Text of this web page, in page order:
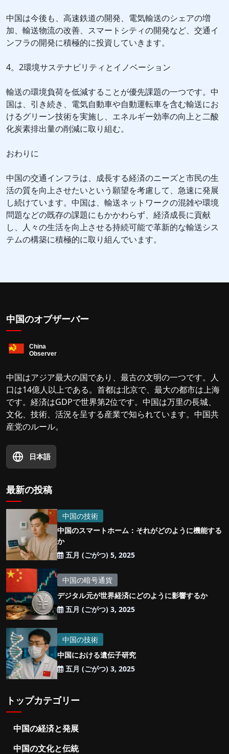
中国は今後も、高速鉄道の開発、電気輸送のシェアの増
加、輸送物流の改善、スマートシティの開発など、交通イ
ンフラの開発に積極的に投資していきます。
4。2環境サステナビリティとイノベーション
輸送の環境負荷を低減することが優先課題の一つです。中
国は、引き続き、電気自動車や自動運転車を含む輸送にお
けるグリーン技術を実施し、エネルギー効率の向上と二酸
化炭素排出量の削減に取り組む。
おわりに
中国の交通インフラは、成長する経済のニーズと市民の生
活の質を向上させたいという願望を考慮して、急速に発展
し続けています。中国は、輸送ネットワークの混雑や環境
問題などの既存の課題にもかかわらず、経済成長に貢献
し、人々の生活を向上させる持続可能で革新的な輸送シス
テムの構築に積極的に取り組んでいます。
中国のオブザーバー
中国はアジア最大の国であり、最古の文明の一つです。人
口は14億人以上である。首都は北京で、最大の都市は上海
です。経済はGDPで世界第2位です。中国は万里の長城、
文化、技術、活況を呈する産業で知られています。中国共
産党のルール。
日本語
最新の投稿
中国の技術
中国のスマートホーム：それがどのように機能する
か
五月 (ごがつ) 5, 2025
中国の暗号通貨
デジタル元が世界経済にどのように影響するか
五月 (ごがつ) 3, 2025
中国の技術
中国における遺伝子研究
五月 (ごがつ) 3, 2025
トップカテゴリー
中国の経済と発展
中国の文化と伝統